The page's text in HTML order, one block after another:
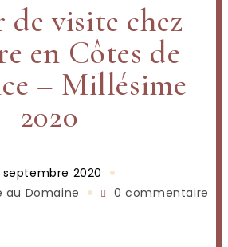
de visite chez
en Côtes de
– Millésime
2020
:
septembre 2020
au Domaine
Commentaires
0 commentaire